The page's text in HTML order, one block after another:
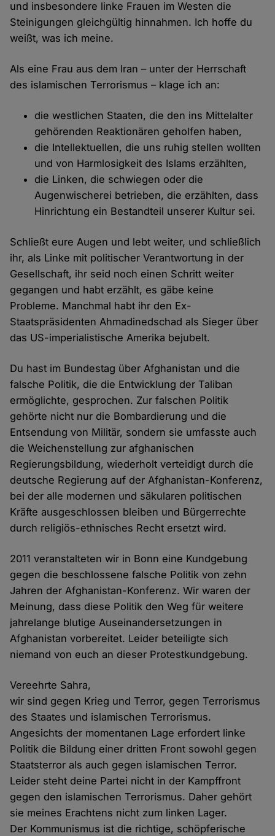
und insbesondere linke Frauen im Westen die
Steinigungen gleichgültig hinnahmen. Ich hoffe du
weißt, was ich meine.
Als eine Frau aus dem Iran – unter der Herrschaft
des islamischen Terrorismus – klage ich an:
die westlichen Staaten, die den ins Mittelalter
gehörenden Reaktionären geholfen haben,
die Intellektuellen, die uns ruhig stellen wollten
und von Harmlosigkeit des Islams erzählten,
die Linken, die schwiegen oder die
Augenwischerei betrieben, die erzählten, dass
Hinrichtung ein Bestandteil unserer Kultur sei.
Schließt eure Augen und lebt weiter, und schließlich
ihr, als Linke mit politischer Verantwortung in der
Gesellschaft, ihr seid noch einen Schritt weiter
gegangen und habt erzählt, es gäbe keine
Probleme. Manchmal habt ihr den Ex-
Staatspräsidenten Ahmadinedschad als Sieger über
das US-imperialistische Amerika bejubelt.
Du hast im Bundestag über Afghanistan und die
falsche Politik, die die Entwicklung der Taliban
ermöglichte, gesprochen. Zur falschen Politik
gehörte nicht nur die Bombardierung und die
Entsendung von Militär, sondern sie umfasste auch
die Weichenstellung zur afghanischen
Regierungsbildung, wiederholt verteidigt durch die
deutsche Regierung auf der Afghanistan-Konferenz,
bei der alle modernen und säkularen politischen
Kräfte ausgeschlossen bleiben und Bürgerrechte
durch religiös-ethnisches Recht ersetzt wird.
2011 veranstalteten wir in Bonn eine Kundgebung
gegen die beschlossene falsche Politik von zehn
Jahren der Afghanistan-Konferenz. Wir waren der
Meinung, dass diese Politik den Weg für weitere
jahrelange blutige Auseinandersetzungen in
Afghanistan vorbereitet. Leider beteiligte sich
niemand von euch an dieser Protestkundgebung.
Vereehrte Sahra,
wir sind gegen Krieg und Terror, gegen Terrorismus
des Staates und islamischen Terrorismus.
Angesichts der momentanen Lage erfordert linke
Politik die Bildung einer dritten Front sowohl gegen
Staatsterror als auch gegen islamischen Terror.
Leider steht deine Partei nicht in der Kampffront
gegen den islamischen Terrorismus. Daher gehört
sie meines Erachtens nicht zum linken Lager.
Der Kommunismus ist die richtige, schöpferische